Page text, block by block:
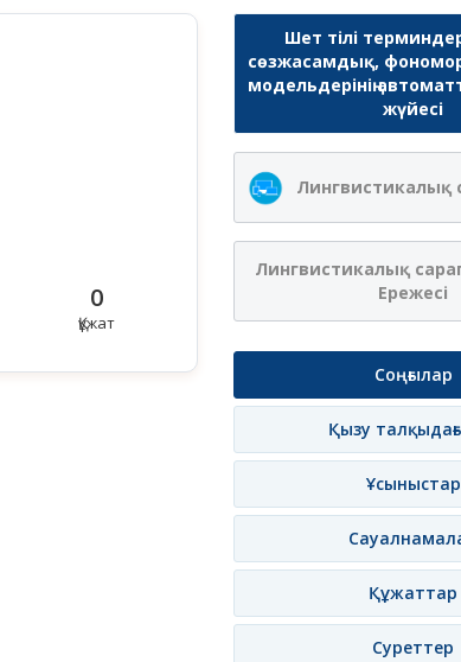
0
Құжат
Шет тілі
сөзжасамдық,
модельдерінің
жүйесі
Лингвистикалық
Лингвистикалық
Ережесі
Соңғылар
Қызу
Ұсыныстар
Құжаттар
Суреттер